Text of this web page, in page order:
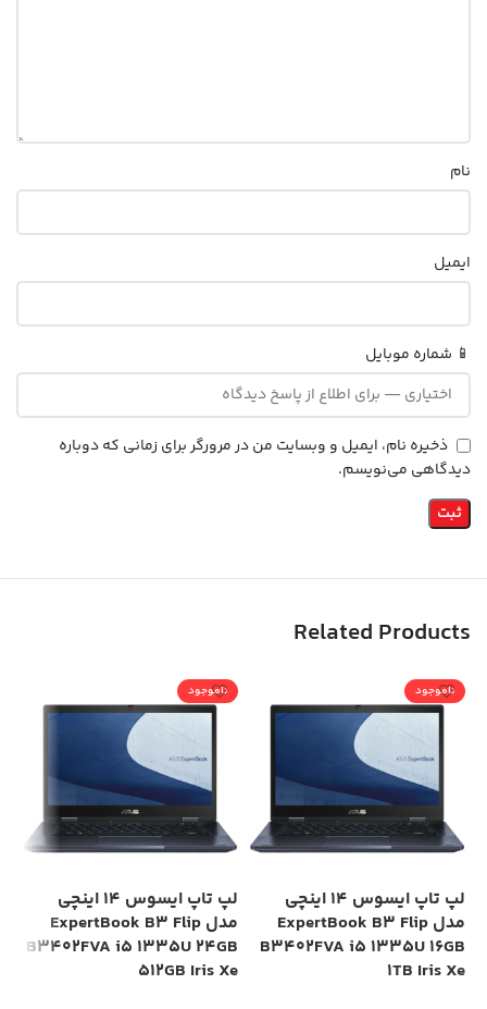
نام
ایمیل
📱 شماره موبایل
ذخیره نام، ایمیل و وبسایت من در مرورگر برای زمانی که دوباره
دیدگاهی می‌نویسم.
Related Products
ناموجود
لپ تاپ ایسوس 14 اینچی
مدل ExpertBook B3 Flip
B3402FVA i5 1335U 16GB
1TB Iris Xe
ناموجود
لپ تاپ ایسوس 14 اینچی
مدل ExpertBook B3 Flip
B3402FVA i5 1335U 24GB
512GB Iris Xe